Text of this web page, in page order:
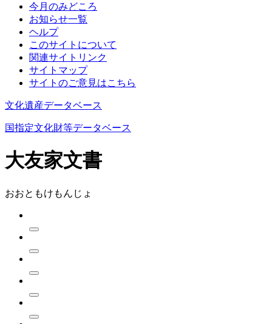
今月のみどころ
お知らせ一覧
ヘルプ
このサイトについて
関連サイトリンク
サイトマップ
サイトのご意見はこちら
文化遺産データベース
国指定文化財等データベース
大友家文書
おおともけもんじょ